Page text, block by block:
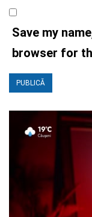
Save my
browser for